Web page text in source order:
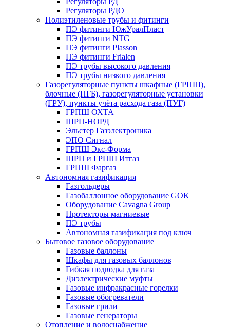
Регуляторы РДО
Полиэтиленовые трубы и фитинги
ПЭ фитинги ЮжУралПласт
ПЭ фитинги NTG
ПЭ фитинги Plasson
ПЭ фитинги Frialen
ПЭ трубы высокого давления
ПЭ трубы низкого давления
Газорегуляторные пункты шкафные (ГРПШ),
блочные (ПГБ), газорегуляторные установки
(ГРУ), пункты учёта расхода газа (ПУГ)
ГРПШ ОХТА
ШРП-НОРД
Эльстер Газэлектроника
ЭПО Сигнал
ГРПШ Экс-Форма
ШРП и ГРПШ Итгаз
ГРПШ Фаргаз
Автономная газификация
Газгольдеры
Газобаллонное оборудование GOK
Оборудование Cavagna Group
Протекторы магниевые
ПЭ трубы
Автономная газификация под ключ
Бытовое газовое оборудование
Газовые баллоны
Шкафы для газовых баллонов
Гибкая подводка для газа
Диэлектрические муфты
Газовые инфракрасные горелки
Газовые обогреватели
Газовые грили
Газовые генераторы
Отопление и водоснабжение